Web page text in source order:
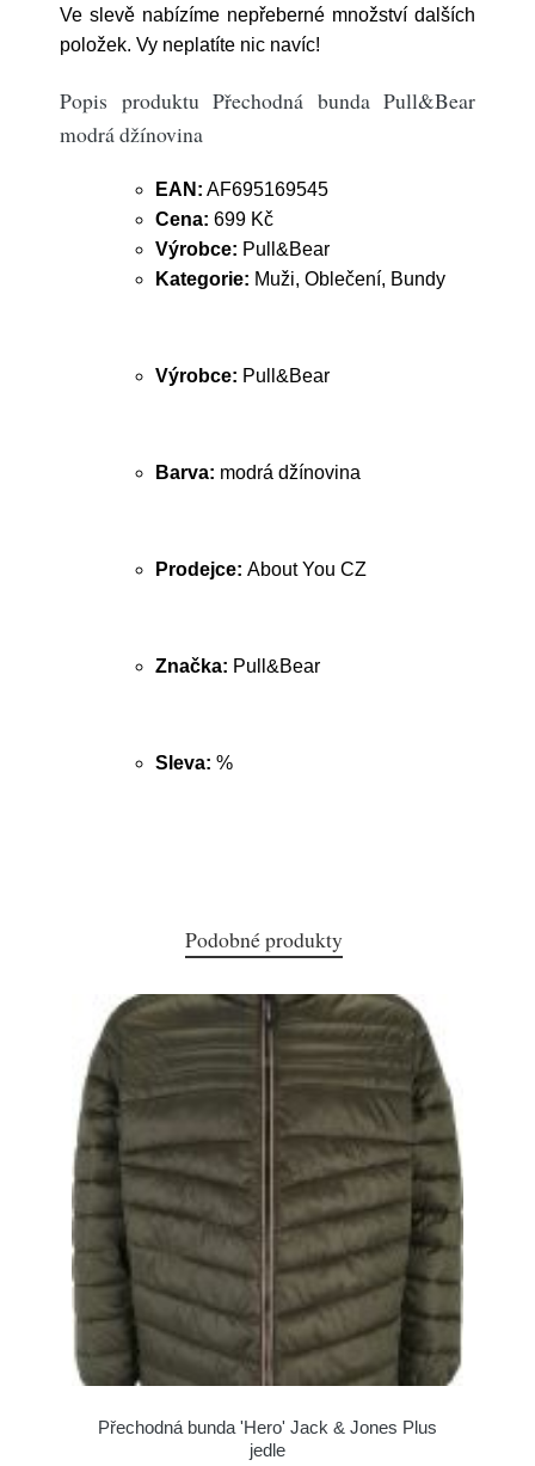
Ve slevě nabízíme nepřeberné množství dalších
položek. Vy neplatíte nic navíc!
Popis produktu Přechodná bunda Pull&Bear
modrá džínovina
EAN: AF695169545
Cena: 699 Kč
Výrobce: Pull&Bear
Kategorie: Muži, Oblečení, Bundy
Výrobce: Pull&Bear
Barva: modrá džínovina
Prodejce: About You CZ
Značka: Pull&Bear
Sleva: %
Podobné produkty
Přechodná bunda 'Hero' Jack & Jones Plus
jedle